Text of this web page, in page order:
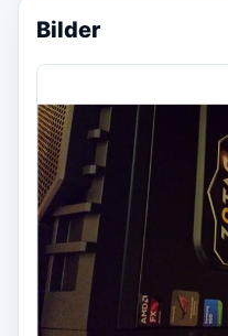
Bilder